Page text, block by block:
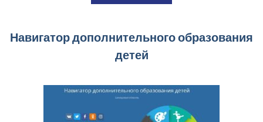
Навигатор дополнительного образования
детей